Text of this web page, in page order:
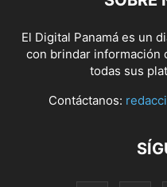
El Digital Panamá es un
con brindar información
todas sus
Contáctanos: